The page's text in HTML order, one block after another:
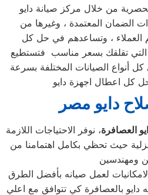
الضمان المعتمدة ، وغيرها من
العملاء ، وتساعدهم في حل كل
تقلقك بسعر مناسب فتستطيع
أنواع الصيانات المختلفة بسرعة
دايو مصر
العصافرة، نوفر الاحتياجات اللازمة
حيث تحظي بكامل اهتمامنا من
لعمل صيانه بأفضل الطرق
دايو بالعصافرة كي تتوافق مع اعلي